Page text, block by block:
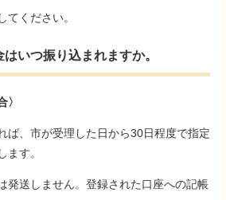
ください。
いつ振り込まれますか。
〉
ば、市が受理した日から30日程度で指定
ます。
送しません。登録された口座への記帳